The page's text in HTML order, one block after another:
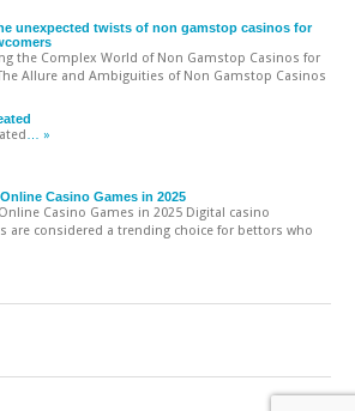
unexpected twists of non gamstop casinos for
the Complex World of Non Gamstop Casinos for
Allure and Ambiguities of Non Gamstop Casinos
… »
Casino Games in 2025
Casino Games in 2025 Digital casino
are considered a trending choice for bettors who